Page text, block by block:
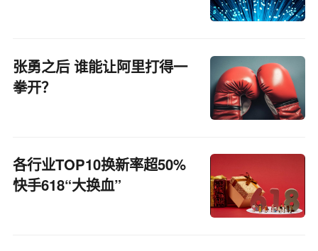
张勇之后 谁能让阿里打得一
拳开？
各行业TOP10换新率超50%
快手618“大换血”